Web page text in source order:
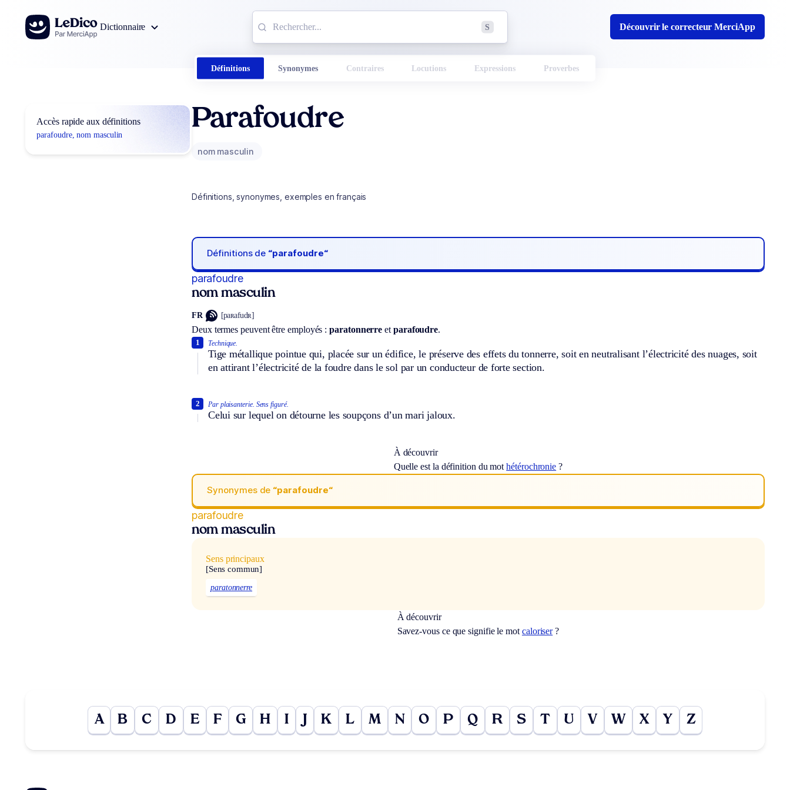
Aller au contenu
Dictionnaire
S Découvrir le correcteur MerciApp
Définitions Synonymes Contraires Locutions Expressions Proverbes
Accès rapide aux définitions
parafoudre, nom masculin
Parafoudre
nom masculin
Définitions, synonymes, exemples en français
Définitions de “parafoudre“
parafoudre
nom masculin
FR [paʀafudʀ]
Deux termes peuvent être employés :paratonnerre et parafoudre.
Technique.
Tige métallique pointue qui, placée sur un édifice, le préserve des effets du tonnerre, soit en neutralisant l’électricité des nuages, soit
en attirant l’électricité de la foudre dans le sol par un conducteur de forte section.
1
Par plaisanterie. Sens figuré.
Celui sur lequel on détourne les soupçons d’un mari jaloux.
2
À découvrir
Quelle est la définition du mothétérochronie ?
Synonymes de “parafoudre“
parafoudre
nom masculin
Sens principaux
[Sens commun]
paratonnerre
À découvrir
Savez-vous ce que signifie le mot caloriser?
A B C D E F G H I J K L M N O P Q R S T U V W X Y Z